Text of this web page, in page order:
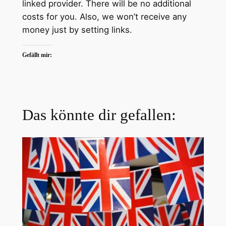
linked provider. There will be no additional
costs for you. Also, we won’t receive any
money just by setting links.
Gefällt mir:
Das könnte dir gefallen: